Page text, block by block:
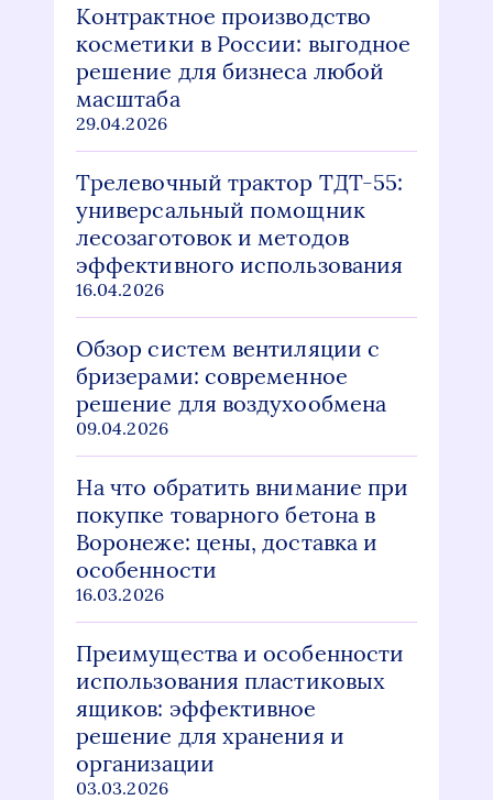
Контрактное производство
косметики в России: выгодное
решение для бизнеса любой
масштаба
29.04.2026
Трелевочный трактор ТДТ-55:
универсальный помощник
лесозаготовок и методов
эффективного использования
16.04.2026
Обзор систем вентиляции с
бризерами: современное
решение для воздухообмена
09.04.2026
На что обратить внимание при
покупке товарного бетона в
Воронеже: цены, доставка и
особенности
16.03.2026
Преимущества и особенности
использования пластиковых
ящиков: эффективное
решение для хранения и
организации
03.03.2026